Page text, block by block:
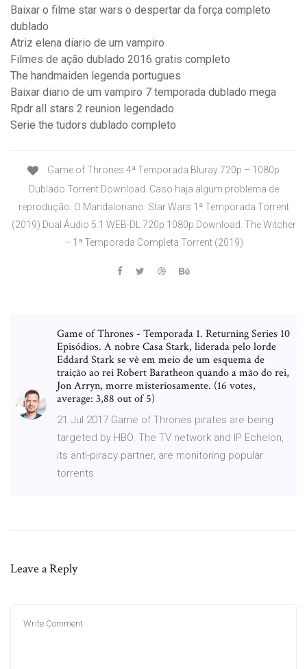
Baixar o filme star wars o despertar da força completo
dublado
Atriz elena diario de um vampiro
Filmes de ação dublado 2016 gratis completo
The handmaiden legenda portugues
Baixar diario de um vampiro 7 temporada dublado mega
Rpdr all stars 2 reunion legendado
Serie the tudors dublado completo
Game of Thrones 4ª Temporada Bluray 720p – 1080p
Dublado Torrent Download. Caso haja algum problema de
reprodução: O Mandaloriano: Star Wars 1ª Temporada Torrent
(2019) Dual Áudio 5.1 WEB-DL 720p 1080p Download. The Witcher
– 1ª Temporada Completa Torrent (2019)
Game of Thrones - Temporada 1. Returning Series 10
Episódios. A nobre Casa Stark, liderada pelo lorde
Eddard Stark se vê em meio de um esquema de
traição ao rei Robert Baratheon quando a mão do rei,
Jon Arryn, morre misteriosamente. (16 votes,
average: 3,88 out of 5)
21 Jul 2017 Game of Thrones pirates are being
targeted by HBO. The TV network and IP Echelon,
its anti-piracy partner, are monitoring popular
torrents
Leave a Reply